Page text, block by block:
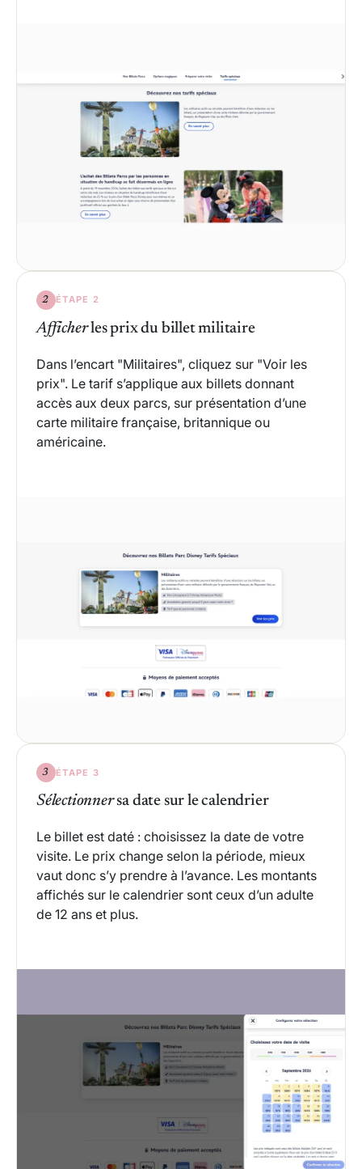
2 ÉTAPE 2
Afficherles prix du billet militaire
Dans l’encart "Militaires", cliquez sur "Voir les
prix". Le tarif s’applique aux billets donnant
accès aux deux parcs, sur présentation d’une
carte militaire française, britannique ou
américaine.
3 ÉTAPE 3
Sélectionnersa date sur le calendrier
Le billet est daté : choisissez la date de votre
visite. Le prix change selon la période, mieux
vaut donc s’y prendre à l’avance. Les montants
affichés sur le calendrier sont ceux d’un adulte
de 12 ans et plus.